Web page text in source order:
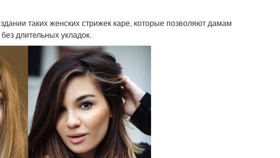
таких женских стрижек каре, которые позволяют дамам
длительных укладок.